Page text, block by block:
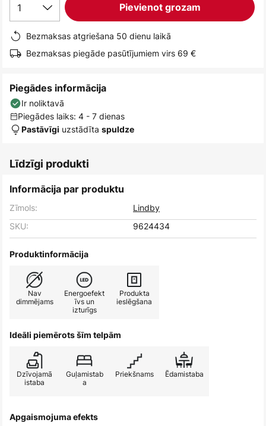
1 Pievienot grozam
Bezmaksas atgriešana 50 dienu laikā
Bezmaksas piegāde pasūtījumiem virs 69 €
Piegādes informācija
Ir noliktavā
Piegādes laiks: 4 - 7 dienas
Pastāvīgi uzstādīta spuldze
Līdzīgi produkti
Informācija par produktu
Zīmols:
Lindby
SKU:
9624434
Produktinformācija
Nav
dimmējams
Energoefekt
īvs un
izturīgs
Produkta
ieslēgšana
Ideāli piemērots šīm telpām
Dzīvojamā
istaba
Guļamistab
a
Priekšnams Ēdamistaba
Apgaismojuma efekts